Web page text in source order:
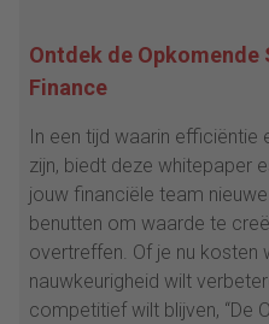
Ontdek de Opkomende
Finance
In een tijd waarin efficiëntie
zijn, biedt deze whitepaper
jouw financiële team
benutten om waarde te
overtreffen. Of je nu kosten
nauwkeurigheid wilt
competitief wilt blijven, “De